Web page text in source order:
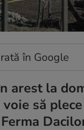
în Google
arest la
să